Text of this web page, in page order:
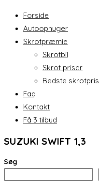
Forside
Autoophuger
Skrotpræmie
Skrotbil
Skrot priser
Bedste skrotpris
Faq
Kontakt
Få 3 tilbud
SUZUKI SWIFT 1,3
Søg